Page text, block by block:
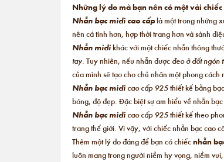
Những lý do mà bạn nên có một vài
Nhẫn bạc midi cao cấplà một trong những
nên cá tính hơn, hợp thời trang hơn và sành
Nhẫn midikhác với một chiếc nhẫn thông
tay.Tuy nhiên, nếu nhẫn đượcđeo ở đốt ngón
của mình sẽ tạo cho chủ nhân một phong cách
Nhẫn bạc midicao cấp 925thiết kế bằng
bóng, độ đẹp. Đặc biệt sự am hiểu về nhẫn
Nhẫn bạc midicao cấp 925thiết kế theo
trang thế giới. Vì vậy, với chiếc nhẫn bạc cao
Thêm một lý do đáng để bạn có chiếcnhẫn
luôn mang trong người niềm hy vọng, niềm